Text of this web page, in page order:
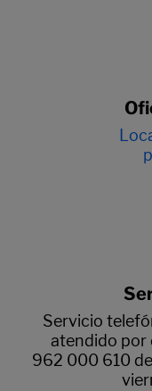
Servicio
atendido por
962 000 610 de